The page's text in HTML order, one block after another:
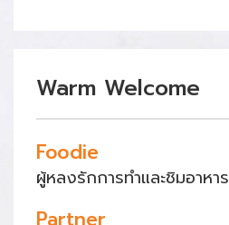
Warm Welcome
Foodie
ผู้หลงรักการทำและชิมอาหาร